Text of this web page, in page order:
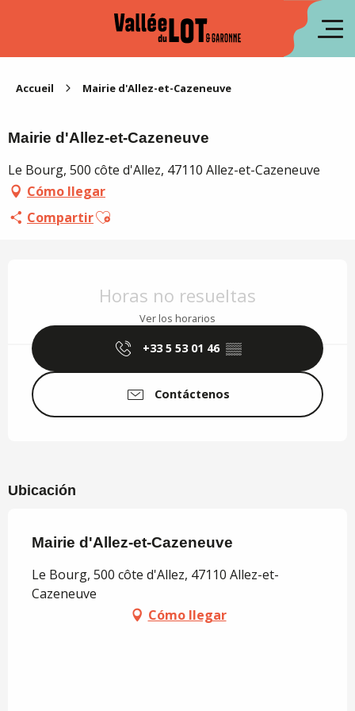
Accueil Mairie d'Allez-et-Cazeneuve
Mairie d'Allez-et-Cazeneuve
Le Bourg, 500 côte d'Allez, 47110 Allez-et-Cazeneuve
Cómo llegar
CompartirAjouter aux favoris
Horas no resueltas
Ver los horarios
+33 5 53 01 46 ▒▒
Contáctenos
Ubicación
Mairie d'Allez-et-Cazeneuve
Le Bourg, 500 côte d'Allez, 47110 Allez-et-
Cazeneuve
Cómo llegar